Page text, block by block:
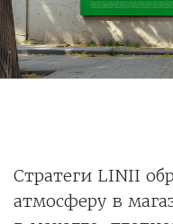
Стратеги LINII
атмосферу в